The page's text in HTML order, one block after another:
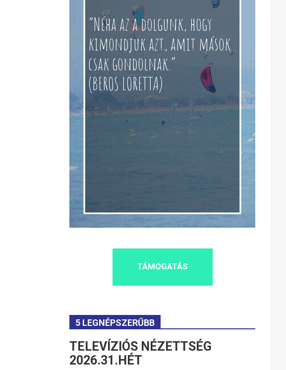
“Néha az a dolgunk, hogy
kimondjuk azt, amit mások
csak gondolnak.”
(BEROS LORETTA)
TÁMOGATÁS
5 LEGNÉPSZERŰBB
TELEVÍZIÓS NÉZETTSÉG
2026.31.HÉT